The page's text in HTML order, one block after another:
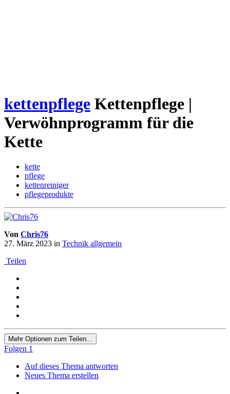
kettenpflege Kettenpflege |
Verwöhnprogramm für die
Kette
kette
pflege
kettenreiniger
pflegeprodukte
Von Chris76
27. März 2023 in Technik allgemein
Teilen
Mehr Optionen zum Teilen...
Folgen 1
Auf dieses Thema antworten
Neues Thema erstellen